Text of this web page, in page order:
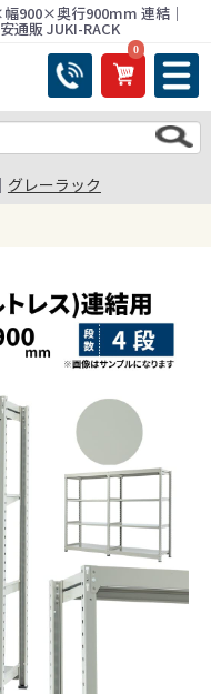
900×奥行900mm 連結｜
通販 JUKI-RACK
0
｜ グレーラック